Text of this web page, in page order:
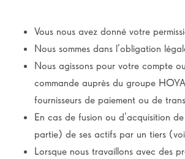
Vous nous avez donné votre
Nous sommes dans l’obligation
Nous agissons pour votre compte
commande auprès du groupe
fournisseurs de paiement ou de
En cas de fusion ou d’acquisition
partie) de ses actifs par un tiers
Lorsque nous travaillons avec des